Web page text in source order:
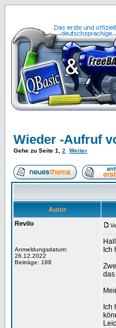
Wieder -Aufruf
Gehe zu Seite 1 2 Weiter
Autor
Revilo
Anmeldungsdatum:
26.12.2022
Beiträge: 188
Ich
das
Ich